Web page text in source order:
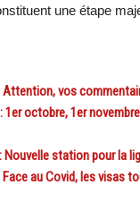
une étape
Attention, vos
: 1er octobre, 1er
Nouvelle station pour la
Face au Covid, les visas